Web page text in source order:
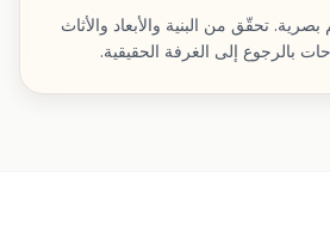
تحقّق من البنية والأبعاد والأثاث
بالرجوع إلى الغرفة الحقيقية.